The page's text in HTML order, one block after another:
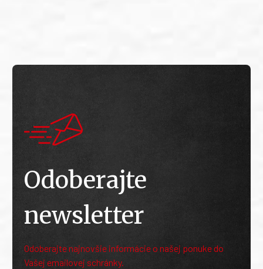
Odoberajte
newsletter
Odoberajte najnovšie informácie o našej ponuke do
Vašej emailovej schránky.